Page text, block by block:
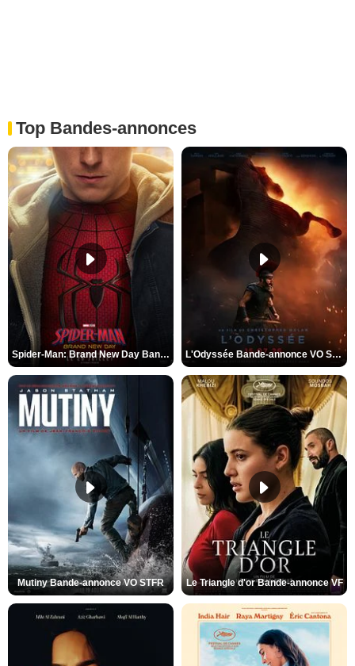
Top Bandes-annonces
Spider-Man: Brand New Day Bande-annonce VO STFR L'Odyssée Bande-annonce VO STFR
Mutiny Bande-annonce VO STFR Le Triangle d'or Bande-annonce VF